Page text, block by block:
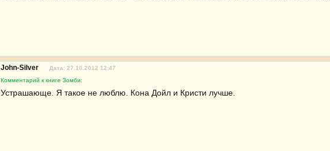
John-Silver
Дата: 27.10.2012 12:47
Комментарий к книге Зомби:
Устрашающе. Я такое не люблю. Кона Дойл и Кристи лучше.